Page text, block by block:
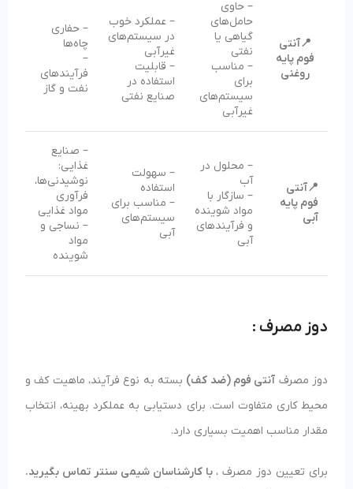
📍آنتی
فوم پایه
روغنی
– حاوی
حامل‌های
گیاهی یا
نفتی
– مناسب
برای
سیستم‌های
غیرآبی
– عملکرد خوب
در سیستم‌های
غیرآبی
– قابلیت
استفاده در
صنایع نفتی
– حفاری
چاه‌ها
–
فرآیندهای
نفت و گاز
📍آنتی
فوم پایه
آبی
– محلول در
آب
– سازگار با
مواد شوینده
و فرآیندهای
آبی
– سهولت
استفاده
– مناسب برای
سیستم‌های
آبی
– صنایع
غذایی:
نوشیدنی‌ها،
فرآوری
مواد غذایی
– نساجی و
مواد
شوینده
دوز مصرف :
دوز مصرف آنتی فوم (ضد کف) بسته به نوع فرآیند، ماهیت کف و
محیط کاری متفاوت است. برای دستیابی به عملکرد بهینه، انتخاب
مقدار مناسب اهمیت بسیاری دارد.
برای تعیین دوز مصرف ،با کارشناسان شیمی سنتر تماس بگیرید.